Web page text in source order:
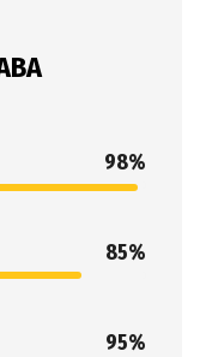
98%
85%
95%